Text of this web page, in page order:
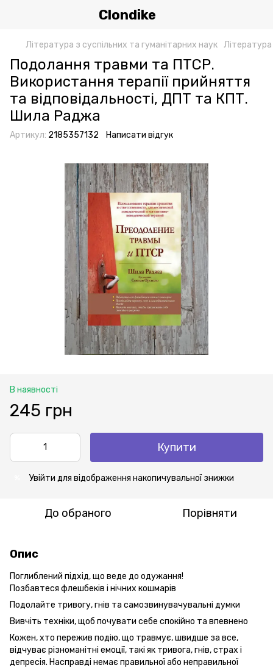
Clondike
Література з суспільних та гуманітарних наук
Подолання травми та ПТСР.
Використання терапії прийняття
та відповідальності, ДПТ та КПТ.
Шила Раджа
Артикул: 2185357132 Написати відгук
В наявності
245 грн
Купити
Увійти для відображення накопичувальної знижки
До обраного Порівняти
Опис
Поглиблений підхід, що веде до одужання!
Позбавтеся флешбеків і нічних кошмарів
Подолайте тривогу, гнів та самозвинувачувальні думки
Вивчіть техніки, щоб почувати себе спокійно та впевнено
Кожен, хто пережив подію, що травмує, швидше за все,
відчуває різноманітні емоції, такі як тривога, гнів, страх і
депресія. Насправді немає правильної або неправильної